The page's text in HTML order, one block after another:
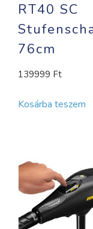
RT40 SC
76cm
139999 Ft
Kosárba teszem